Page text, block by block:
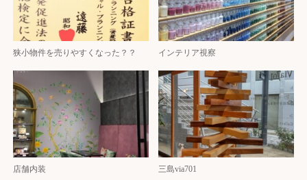
狭小物件を売りやすくなった？？ インテリア視察
店舗内装 三島via701